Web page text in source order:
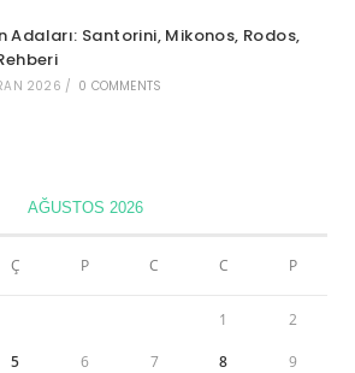
Adaları: Santorini, Mikonos, Rodos,
2026 / 0 COMMENTS
AĞUSTOS 2026
Ç P C C P
1 2
5 6 7 8 9